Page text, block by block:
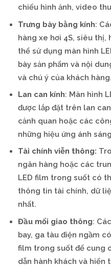
chiếu hình ảnh, video
Trưng bày bằng kính:
hàng xe hơi 4S, siêu thị,
thể sử dụng màn hình
bày sản phẩm và nội
và chú ý của khách hàng.
Lan can kính: Màn hình
được lắp đặt trên lan
cảnh quan hoặc các
những hiệu ứng ánh
Tài chính viễn thông:
ngân hàng hoặc các
LED film trong suốt có
thông tin tài chính, dữ
nhất.
Đầu mối giao thông:
bay, ga tàu điện ngầm
film trong suốt để cung
dẫn hành khách và